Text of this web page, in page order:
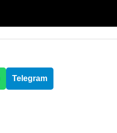
Telegram